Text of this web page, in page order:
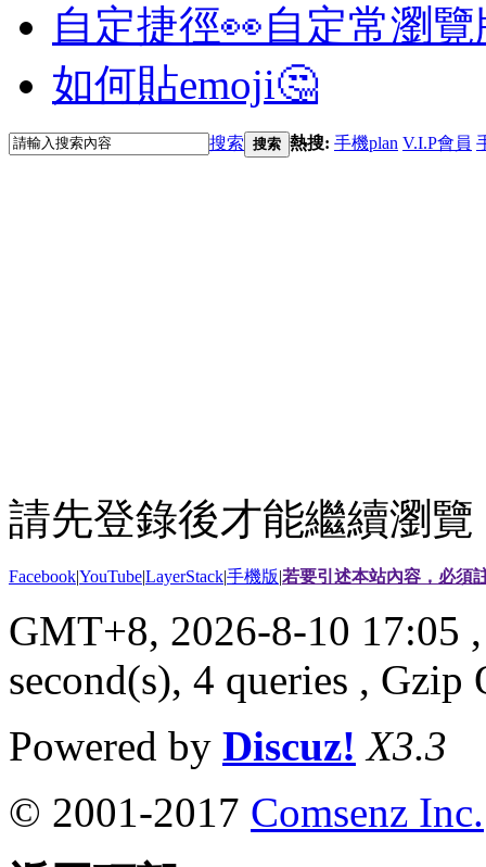
自定捷徑👀自定常瀏
如何貼emoji🤔
搜索 搜索 熱搜: 手機plan V.I.P會員
請先登錄後才能繼續瀏覽
Facebook|YouTube|LayerStack|手機版|若要引述本站內容，必須
GMT+8, 2026-8-10 17:05
second(s), 4 queries , Gzip
Powered by Discuz! X3.3
© 2001-2017 Comsenz Inc.